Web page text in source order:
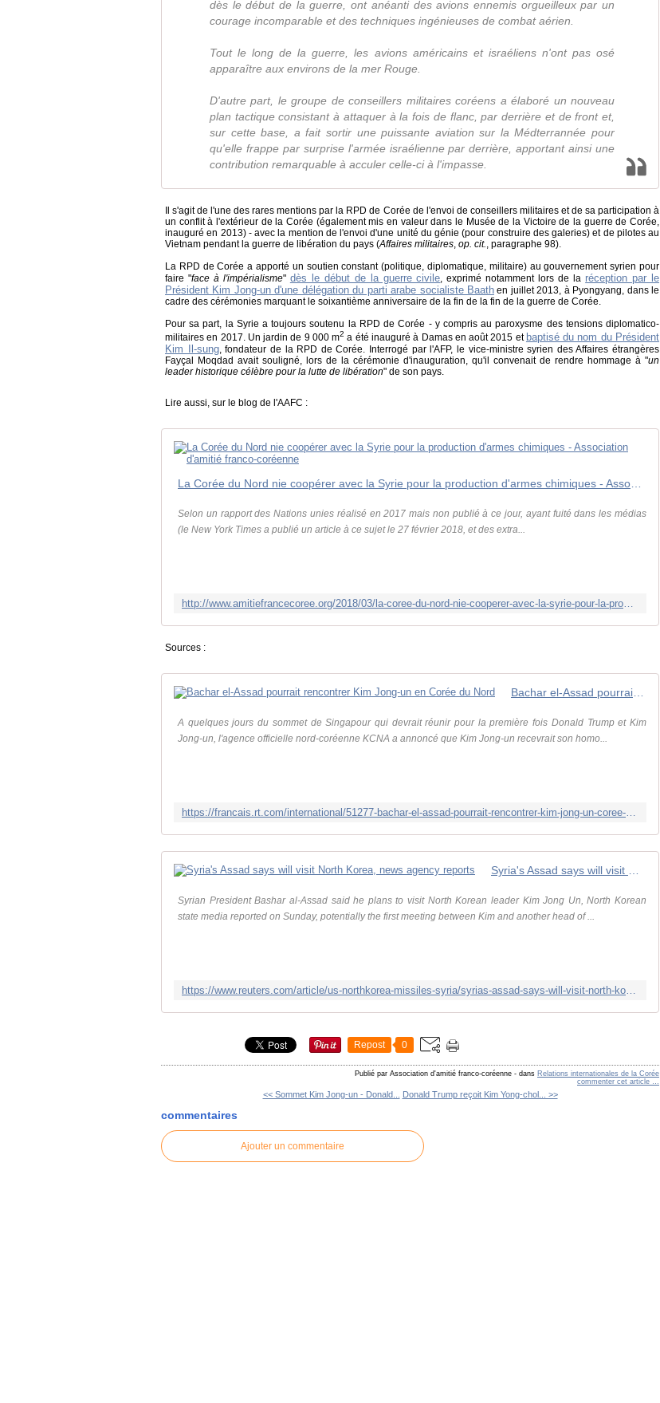
dès le début de la guerre, ont anéanti des avions ennemis orgueilleux par un
courage incomparable et des techniques ingénieuses de combat aérien.
Tout le long de la guerre, les avions américains et israéliens n'ont pas osé
apparaître aux environs de la mer Rouge.
D'autre part, le groupe de conseillers militaires coréens a élaboré un nouveau
plan tactique consistant à attaquer à la fois de flanc, par derrière et de front et,
sur cette base, a fait sortir une puissante aviation sur la Médterrannée pour
qu'elle frappe par surprise l'armée israélienne par derrière, apportant ainsi une
contribution remarquable à acculer celle-ci à l'impasse.
Il s'agit de l'une des rares mentions par la RPD de Corée de l'envoi de conseillers militaires et de sa participation à
un conflit à l'extérieur de la Corée (également mis en valeur dans le Musée de la Victoire de la guerre de Corée,
inauguré en 2013) - avec la mention de l'envoi d'une unité du génie (pour construire des galeries) et de pilotes au
Vietnam pendant la guerre de libération du pays (Affaires militaires, op. cit., paragraphe 98).
La RPD de Corée a apporté un soutien constant (politique, diplomatique, militaire) au gouvernement syrien pour
faire "face à l'impérialisme" dès le début de la guerre civile, exprimé notamment lors de la réception par le
Président Kim Jong-un d'une délégation du parti arabe socialiste Baathen juillet 2013, à Pyongyang, dans le
cadre des cérémonies marquant le soixantième anniversaire de la fin de la fin de la guerre de Corée.
Pour sa part, la Syrie a toujours soutenu la RPD de Corée - y compris au paroxysme des tensions diplomatico-
militaires en 2017. Un jardin de 9 000 m2 a été inauguré à Damas en août 2015 et baptisé du nom du Président
Kim Il-sung, fondateur de la RPD de Corée. Interrogé par l'AFP, le vice-ministre syrien des Affaires étrangères
Fayçal Moqdad avait souligné, lors de la cérémonie d'inauguration, qu'il convenait de rendre hommage à "un
leader historique célèbre pour la lutte de libération" de son pays.
Lire aussi, sur le blog de l'AAFC :
La Corée du Nord nie coopérer avec la Syrie pour la production d'armes chimiques - Association d'amitié franco-coréenne
Selon un rapport des Nations unies réalisé en 2017 mais non publié à ce jour, ayant fuité dans les médias
(le New York Times a publié un article à ce sujet le 27 février 2018, et des extra...
http://www.amitiefrancecoree.org/2018/03/la-coree-du-nord-nie-cooperer-avec-la-syrie-pour-la-production-d-armes-chimiques.html
Sources :
Bachar el-Assad pourrait rencontrer Kim Jong-un en Corée du Nord
A quelques jours du sommet de Singapour qui devrait réunir pour la première fois Donald Trump et Kim
Jong-un, l'agence officielle nord-coréenne KCNA a annoncé que Kim Jong-un recevrait son homo...
https://francais.rt.com/international/51277-bachar-el-assad-pourrait-rencontrer-kim-jong-un-coree-nord
Syria's Assad says will visit North Korea, news agency reports
Syrian President Bashar al-Assad said he plans to visit North Korean leader Kim Jong Un, North Korean
state media reported on Sunday, potentially the first meeting between Kim and another head of ...
https://www.reuters.com/article/us-northkorea-missiles-syria/syrias-assad-says-will-visit-north-korea-news-agency-reports-idUSKCN1IZ0DD
Repost 0
Publié par Association d'amitié franco-coréenne - dans Relations internationales de la Corée
commenter cet article …
<< Sommet Kim Jong-un - Donald... Donald Trump reçoit Kim Yong-chol... >>
commentaires
Ajouter un commentaire